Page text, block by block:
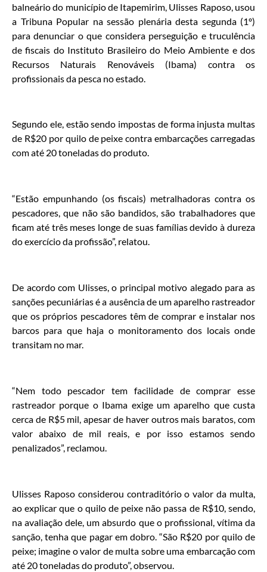
balneário do município de Itapemirim, Ulisses Raposo, usou
a Tribuna Popular na sessão plenária desta segunda (1º)
para denunciar o que considera perseguição e truculência
de fiscais do Instituto Brasileiro do Meio Ambiente e dos
Recursos Naturais Renováveis (Ibama) contra os
profissionais da pesca no estado.
Segundo ele, estão sendo impostas de forma injusta multas
de R$20 por quilo de peixe contra embarcações carregadas
com até 20 toneladas do produto.
“Estão empunhando (os fiscais) metralhadoras contra os
pescadores, que não são bandidos, são trabalhadores que
ficam até três meses longe de suas famílias devido à dureza
do exercício da profissão”, relatou.
De acordo com Ulisses, o principal motivo alegado para as
sanções pecuniárias é a ausência de um aparelho rastreador
que os próprios pescadores têm de comprar e instalar nos
barcos para que haja o monitoramento dos locais onde
transitam no mar.
“Nem todo pescador tem facilidade de comprar esse
rastreador porque o Ibama exige um aparelho que custa
cerca de R$5 mil, apesar de haver outros mais baratos, com
valor abaixo de mil reais, e por isso estamos sendo
penalizados”, reclamou.
Ulisses Raposo considerou contraditório o valor da multa,
ao explicar que o quilo de peixe não passa de R$10, sendo,
na avaliação dele, um absurdo que o profissional, vítima da
sanção, tenha que pagar em dobro. “São R$20 por quilo de
peixe; imagine o valor de multa sobre uma embarcação com
até 20 toneladas do produto”, observou.